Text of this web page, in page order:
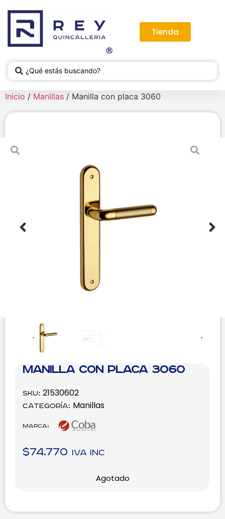
Tienda
Inicio / Manillas / Manilla con placa 3060
Manilla con placa 3060
SKU: 21530602
Categoría: Manillas
Marca:
$74.770 IVA inc
Agotado